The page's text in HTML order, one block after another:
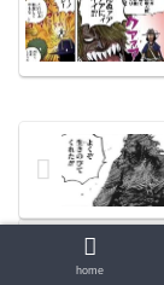
home